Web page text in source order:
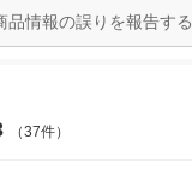
品情報の誤りを報告する
（37件）